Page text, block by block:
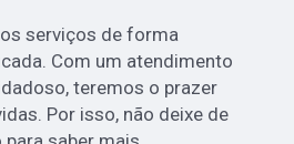
serviços de forma
Com um atendimento
teremos o prazer
Por isso, não deixe de